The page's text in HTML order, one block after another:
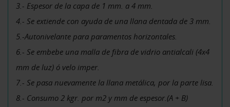
3.- Espesor de la capa de 1 mm. a 4 mm.
4.- Se extiende con ayuda de una llana dentada de 3 mm.
5.-Autonivelante para paramentos horizontales.
6.- Se embebe una malla de fibra de vidrio antialcali (4x4
mm de luz) ó velo imper.
7.- Se pasa nuevamente la llana metálica, por la parte lisa.
8.- Consumo 2 kgr. por m2 y mm de espesor.(A + B)